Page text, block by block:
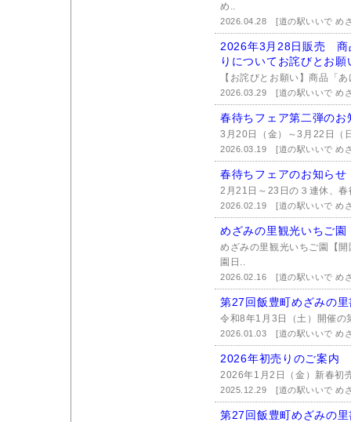
め..
2026.04.28[道の駅いいで め
2026年3月28日販売 商
りについてお詫びとお願
【お詫びとお願い】商品「
2026.03.29[道の駅いいで め
春待ちフェア第二弾のお
3月20日（金）～3月22日（
2026.03.19[道の駅いいで め
春待ちフェアのお知らせ
2月21日～23日の３連休、
2026.02.19[道の駅いいで め
めざみの里観光いちご
めざみの里観光いちご園【
園日..
2026.02.16[道の駅いいで め
第27回飯豊町めざみの
令和8年1月3日（土）開催の
2026.01.03[道の駅いいで め
2026年初売りのご案内
2026年1月2日（金）新春初
2025.12.29[道の駅いいで め
第27回飯豊町めざみの